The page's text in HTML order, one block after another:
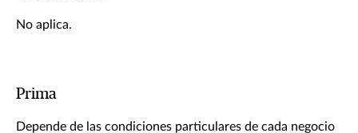
No aplica.
Prima
Depende de las condiciones particulares de cada negocio